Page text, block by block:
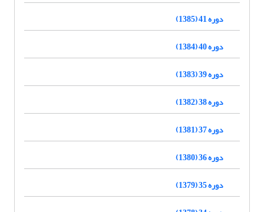
دوره 41 (1385)
دوره 40 (1384)
دوره 39 (1383)
دوره 38 (1382)
دوره 37 (1381)
دوره 36 (1380)
دوره 35 (1379)